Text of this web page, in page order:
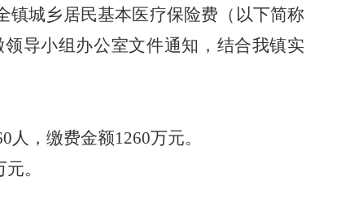
镇城乡居民基本医疗保险费（以下简称
导小组办公室文件通知， 结合我镇实
人，缴费金额1260万元。
元。